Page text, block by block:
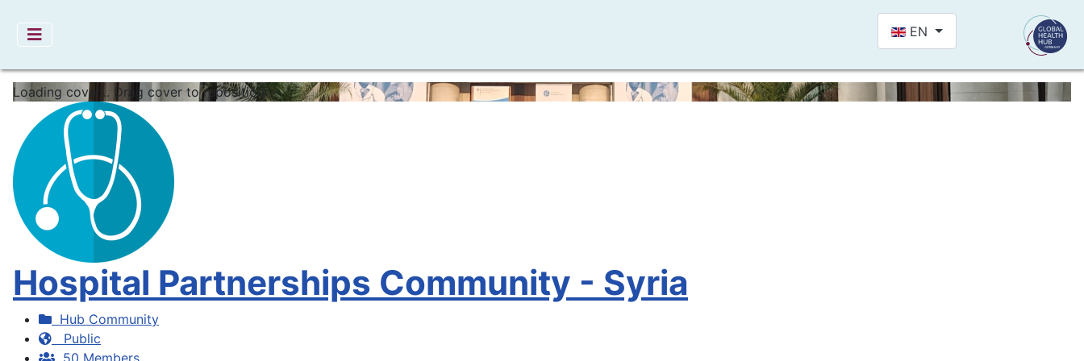
Select your language
EN
Loading cover... Drag cover to reposition
Hospital Partnerships Community - Syria
Hub Community
Public